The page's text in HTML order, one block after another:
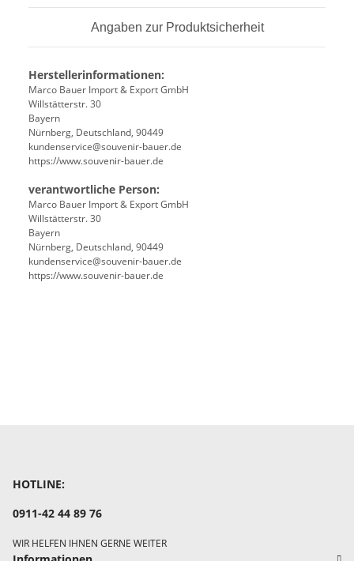
Angaben zur Produktsicherheit
Herstellerinformationen:
Marco Bauer Import & Export GmbH
Willstätterstr. 30
Bayern
Nürnberg, Deutschland, 90449
kundenservice@souvenir-bauer.de
https://www.souvenir-bauer.de
verantwortliche Person:
Marco Bauer Import & Export GmbH
Willstätterstr. 30
Bayern
Nürnberg, Deutschland, 90449
kundenservice@souvenir-bauer.de
https://www.souvenir-bauer.de
HOTLINE:
0911-42 44 89 76
WIR HELFEN IHNEN GERNE WEITER